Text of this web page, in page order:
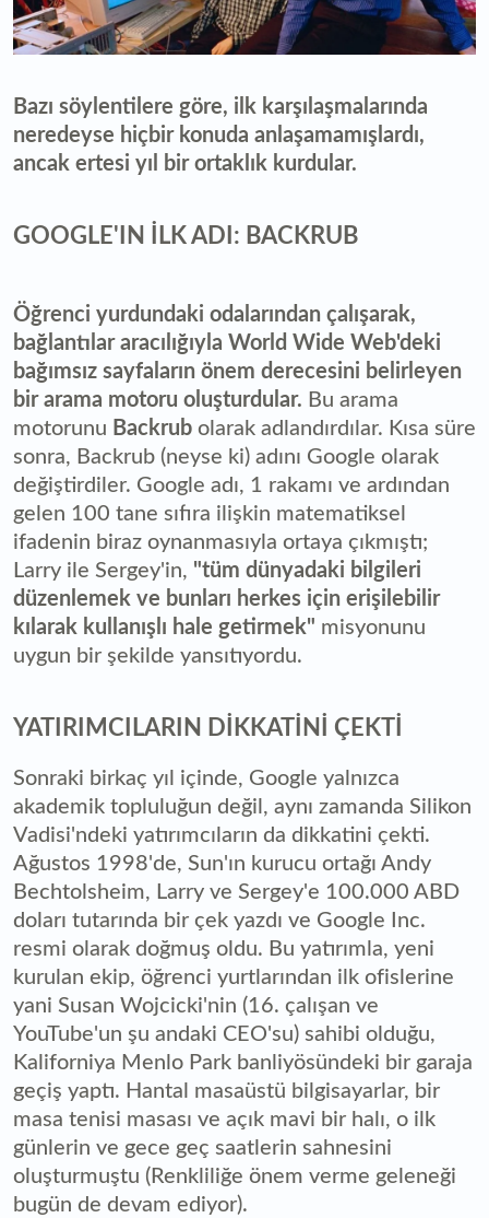
Bazı söylentilere göre, ilk karşılaşmalarında
neredeyse hiçbir konuda anlaşamamışlardı,
ancak ertesi yıl bir ortaklık kurdular.
GOOGLE'IN İLK ADI: BACKRUB
Öğrenci yurdundaki odalarından çalışarak,
bağlantılar aracılığıyla World Wide Web'deki
bağımsız sayfaların önem derecesini belirleyen
bir arama motoru oluşturdular. Bu arama
motorunu Backrub olarak adlandırdılar. Kısa süre
sonra, Backrub (neyse ki) adını Google olarak
değiştirdiler. Google adı, 1 rakamı ve ardından
gelen 100 tane sıfıra ilişkin matematiksel
ifadenin biraz oynanmasıyla ortaya çıkmıştı;
Larry ile Sergey'in, "tüm dünyadaki bilgileri
düzenlemek ve bunları herkes için erişilebilir
kılarak kullanışlı hale getirmek" misyonunu
uygun bir şekilde yansıtıyordu.
YATIRIMCILARIN DİKKATİNİ ÇEKTİ
Sonraki birkaç yıl içinde, Google yalnızca
akademik topluluğun değil, aynı zamanda Silikon
Vadisi'ndeki yatırımcıların da dikkatini çekti.
Ağustos 1998'de, Sun'ın kurucu ortağı Andy
Bechtolsheim, Larry ve Sergey'e 100.000 ABD
doları tutarında bir çek yazdı ve Google Inc.
resmi olarak doğmuş oldu. Bu yatırımla, yeni
kurulan ekip, öğrenci yurtlarından ilk ofislerine
yani Susan Wojcicki'nin (16. çalışan ve
YouTube'un şu andaki CEO'su) sahibi olduğu,
Kaliforniya Menlo Park banliyösündeki bir garaja
geçiş yaptı. Hantal masaüstü bilgisayarlar, bir
masa tenisi masası ve açık mavi bir halı, o ilk
günlerin ve gece geç saatlerin sahnesini
oluşturmuştu (Renkliliğe önem verme geleneği
bugün de devam ediyor).